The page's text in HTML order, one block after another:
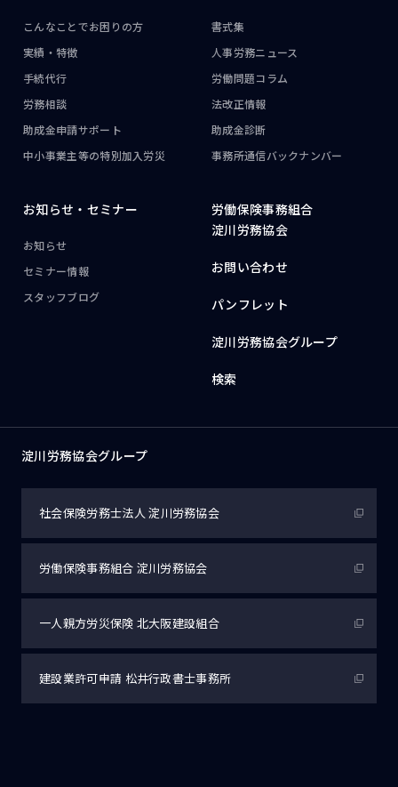
こんなことでお困りの方
実績・特徴
手続代行
労務相談
助成金申請サポート
中小事業主等の特別加入労災
書式集
人事労務ニュース
労働問題コラム
法改正情報
助成金診断
事務所通信バックナンバー
お知らせ・ セミナー
お知らせ
セミナー情報
スタッフブログ
労働保険事務組合
淀川労務協会
お問い合わせ
パンフレット
淀川労務協会グループ
検索
淀川労務協会グループ
社会保険労務士法人淀川労務協会
労働保険事務組合 淀川労務協会
一人親方労災保険 北大阪建設組合
建設業許可申請 松井行政書士事務所